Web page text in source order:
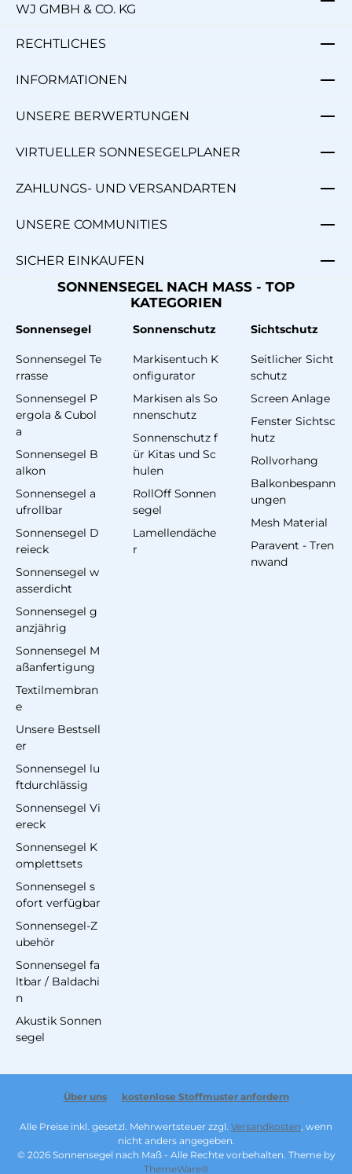
WJ GMBH & CO. KG
RECHTLICHES
INFORMATIONEN
UNSERE BERWERTUNGEN
VIRTUELLER SONNESEGELPLANER
ZAHLUNGS- UND VERSANDARTEN
UNSERE COMMUNITIES
SICHER EINKAUFEN
SONNENSEGEL NACH MASS - TOP
KATEGORIEN
Sonnensegel
Sonnensegel Te
rrasse
Sonnensegel P
ergola & Cubol
a
Sonnensegel B
alkon
Sonnensegel a
ufrollbar
Sonnensegel D
reieck
Sonnensegel w
asserdicht
Sonnensegel g
anzjährig
Sonnensegel M
aßanfertigung
Textilmembran
e
Unsere Bestsell
er
Sonnensegel lu
ftdurchlässig
Sonnensegel Vi
ereck
Sonnensegel K
omplettsets
Sonnensegel s
ofort verfügbar
Sonnensegel-Z
ubehör
Sonnensegel fa
ltbar / Baldachi
n
Akustik Sonnen
segel
Sonnenschutz
Markisentuch K
onfigurator
Markisen als So
nnenschutz
Sonnenschutz f
ür Kitas und Sc
hulen
RollOff Sonnen
segel
Lamellendäche
r
Sichtschutz
Seitlicher Sicht
schutz
Screen Anlage
Fenster Sichtsc
hutz
Rollvorhang
Balkonbespann
ungen
Mesh Material
Paravent - Tren
nwand
Über uns kostenlose Stoffmuster anfordern
Alle Preise inkl. gesetzl. Mehrwertsteuer zzgl. Versandkosten, wenn
nicht anders angegeben.
© 2026 Sonnensegel nach Maß - Alle Rechte vorbehalten. Theme by
ThemeWare®